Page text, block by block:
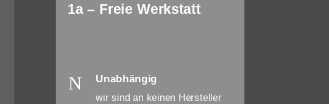
1a – Freie Werkstatt
N Unabhängig
wir sind an keinen Hersteller